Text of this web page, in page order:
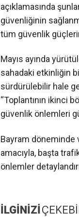
açıklamasında
güvenliğinin
tüm güvenlik
Mayıs ayında
sahadaki etkinliğin
sürdürülebilir hale
“Toplantının ikinci
güvenlik önlemleri
Bayram döneminde
amacıyla, başta
önlemler
İLGİNİZİ